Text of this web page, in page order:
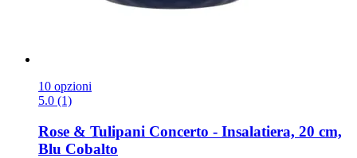
10 opzioni
5.0 (1)
Rose & Tulipani Concerto -​ Insalatiera, 20 cm,
Blu Cobalto